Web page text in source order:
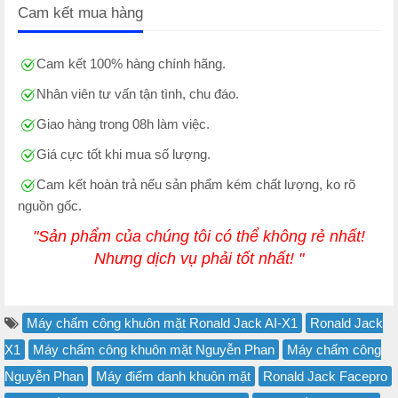
Cam kết mua hàng
Cam kết 100% hàng chính hãng.
Nhân viên tư vấn tận tình, chu đáo.
Giao hàng trong 08h làm việc.
Giá cực tốt khi mua số lượng.
Cam kết hoàn trả nếu sản phẩm kém chất lượng, ko rõ
nguồn gốc.
"Sản phẩm của chúng tôi có thể không rẻ nhất!
Nhưng dịch vụ phải tốt nhất! "
Máy chấm công khuôn mặt Ronald Jack AI-X1
Ronald Jack
X1
Máy chấm công khuôn mặt Nguyễn Phan
Máy chấm công
Nguyễn Phan
Máy điểm danh khuôn mặt
Ronald Jack Facepro